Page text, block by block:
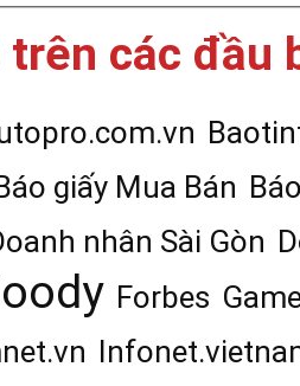
trên các đầu
giấy Mua Bán
nhân Sài Gòn
Forbes